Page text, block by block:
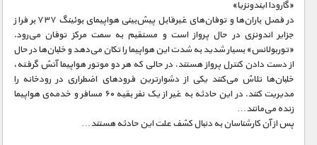
«گارودا ایندونزیا»
در فصل باران‌ها و توفان‌های غیرقابل پیش‌بینی هواپیمای بوئینگ ۷۳۷ بر فراز
جزایر اندونزی در حال پرواز است و مستقیم به سمت مرکز توفان می‌رود.
«توربولانس» بسیار شدید به شدت این هواپیما را تکان می‌دهد و خلبان‌ها در حال
از دست دادن کنترل پرواز هستند. در حالی که هر دو موتور هواپیما آتش گرفته،
خلبان‌ها تلاش می‌کنند یکی از دشوارترین فرودهای اضطراری در رودخانه را
مدیریت کنند. در این حادثه به غیر از یک نفر بقیه ۶۰ مسافر و خدمه‌ی هواپیما
زنده می‌مانند…
پس از آن کارشناسان به دنبال کشف علت این حادثه هستند…